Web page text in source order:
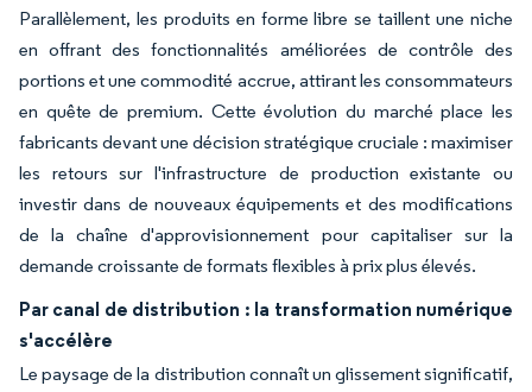
Parallèlement, les produits en forme libre se taillent une niche
en offrant des fonctionnalités améliorées de contrôle des
portions et une commodité accrue, attirant les consommateurs
en quête de premium. Cette évolution du marché place les
fabricants devant une décision stratégique cruciale : maximiser
les retours sur l'infrastructure de production existante ou
investir dans de nouveaux équipements et des modifications
de la chaîne d'approvisionnement pour capitaliser sur la
demande croissante de formats flexibles à prix plus élevés.
Par canal de distribution : la transformation numérique
s'accélère
Le paysage de la distribution connaît un glissement significatif,